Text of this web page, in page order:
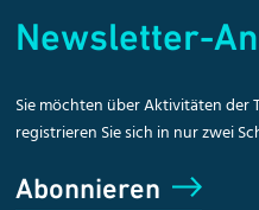
Newsletter-
Sie möchten über Aktivitäten der
registrieren Sie sich in nur zwei
Abonnieren